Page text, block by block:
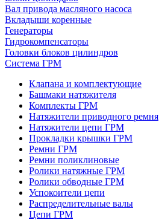
Вал привода масляного насоса
Вкладыши коренные
Генераторы
Гидрокомпенсаторы
Головки блоков цилиндров
Система ГРМ
Клапана и комплектующие
Башмаки натяжителя
Комплекты ГРМ
Натяжители приводного ремня
Натяжители цепи ГРМ
Прокладки крышки ГРМ
Ремни ГРМ
Ремни поликлиновые
Ролики натяжные ГРМ
Ролики обводные ГРМ
Успокоители цепи
Распределительные валы
Цепи ГРМ